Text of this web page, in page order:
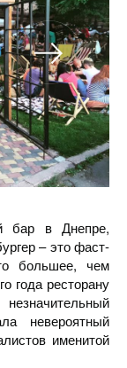
бар в Днепре,
– это фаст-
большее, чем
года ресторану
невероятный
именитой